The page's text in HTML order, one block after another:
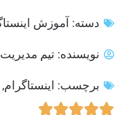
دسته: آموزش
نویسنده: تیم مدیریت
برچسب: اینستاگرام,